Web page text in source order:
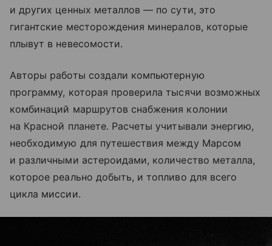
и других ценных металлов — по сути, это
гигантские месторождения минералов, которые
плывут в невесомости.
Авторы работы создали компьютерную
программу, которая проверила тысячи возможных
комбинаций маршрутов снабжения колонии
на Красной планете. Расчеты учитывали энергию,
необходимую для путешествия между Марсом
и различными астероидами, количество металла,
которое реально добыть, и топливо для всего
цикла миссии.